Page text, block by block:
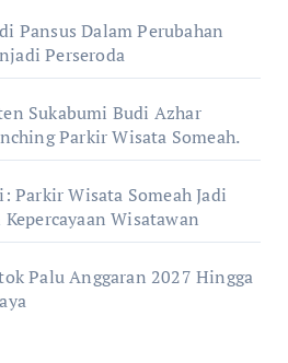
Pansus Dalam Perubahan
Perseroda
Sukabumi Budi Azhar
Parkir Wisata Someah.
Parkir Wisata Someah Jadi
Wisatawan
Palu Anggaran 2027 Hingga